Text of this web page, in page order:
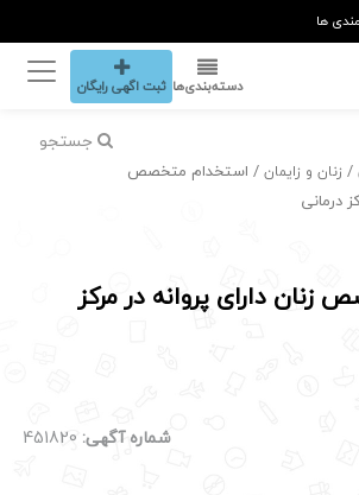
ها
دسته‌بندی‌ها ثبت اگهی رایگان
جستجو
/ زنان و زایمان / استخدام متخصص
درمانی
دارای پروانه در مرکز
شماره آگهی: 451820